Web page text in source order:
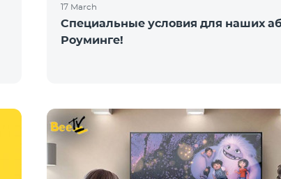
17 March
Специальные условия для наших
Роуминге!